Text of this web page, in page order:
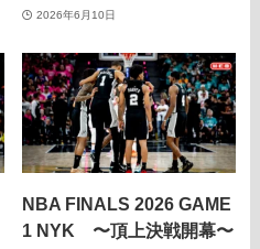
2026年6月10日
NBA FINALS 2026 GAME
1 NYK 〜頂上決戦開幕〜